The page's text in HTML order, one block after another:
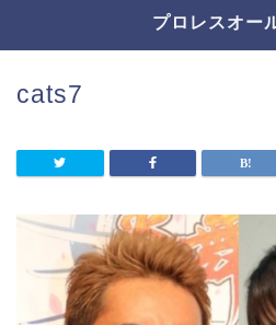
プロレスオー
cats7